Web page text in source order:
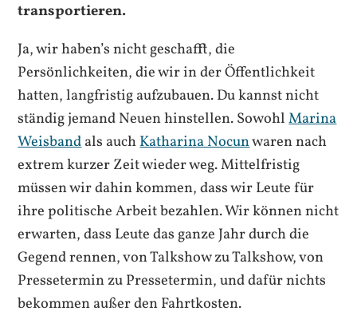
transportieren.
Ja, wir haben’s nicht geschafft, die
Persönlichkeiten, die wir in der Öffentlichkeit
hatten, langfristig aufzubauen. Du kannst nicht
ständig jemand Neuen hinstellen. SowohlMarina
Weisbandals auchKatharina Nocunwaren nach
extrem kurzer Zeit wieder weg. Mittelfristig
müssen wir dahin kommen, dass wir Leute für
ihre politische Arbeit bezahlen. Wir können nicht
erwarten, dass Leute das ganze Jahr durch die
Gegend rennen, von Talkshow zu Talkshow, von
Pressetermin zu Pressetermin, und dafür nichts
bekommen außer den Fahrtkosten.